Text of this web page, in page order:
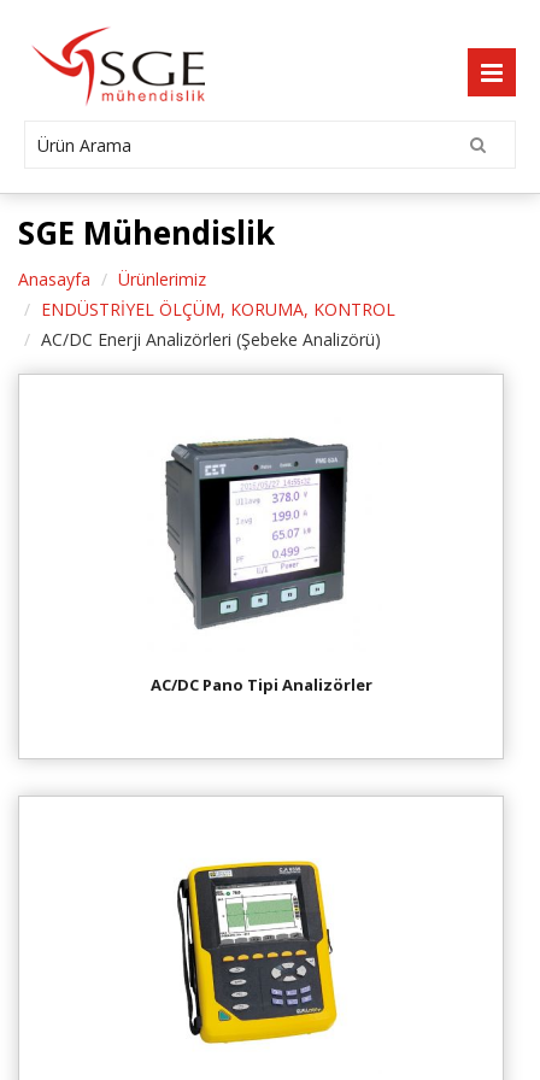
SGE Mühendislik
Anasayfa
Ürünlerimiz
ENDÜSTRİYEL ÖLÇÜM, KORUMA, KONTROL
AC/DC Enerji Analizörleri (Şebeke Analizörü)
AC/DC Pano Tipi Analizörler